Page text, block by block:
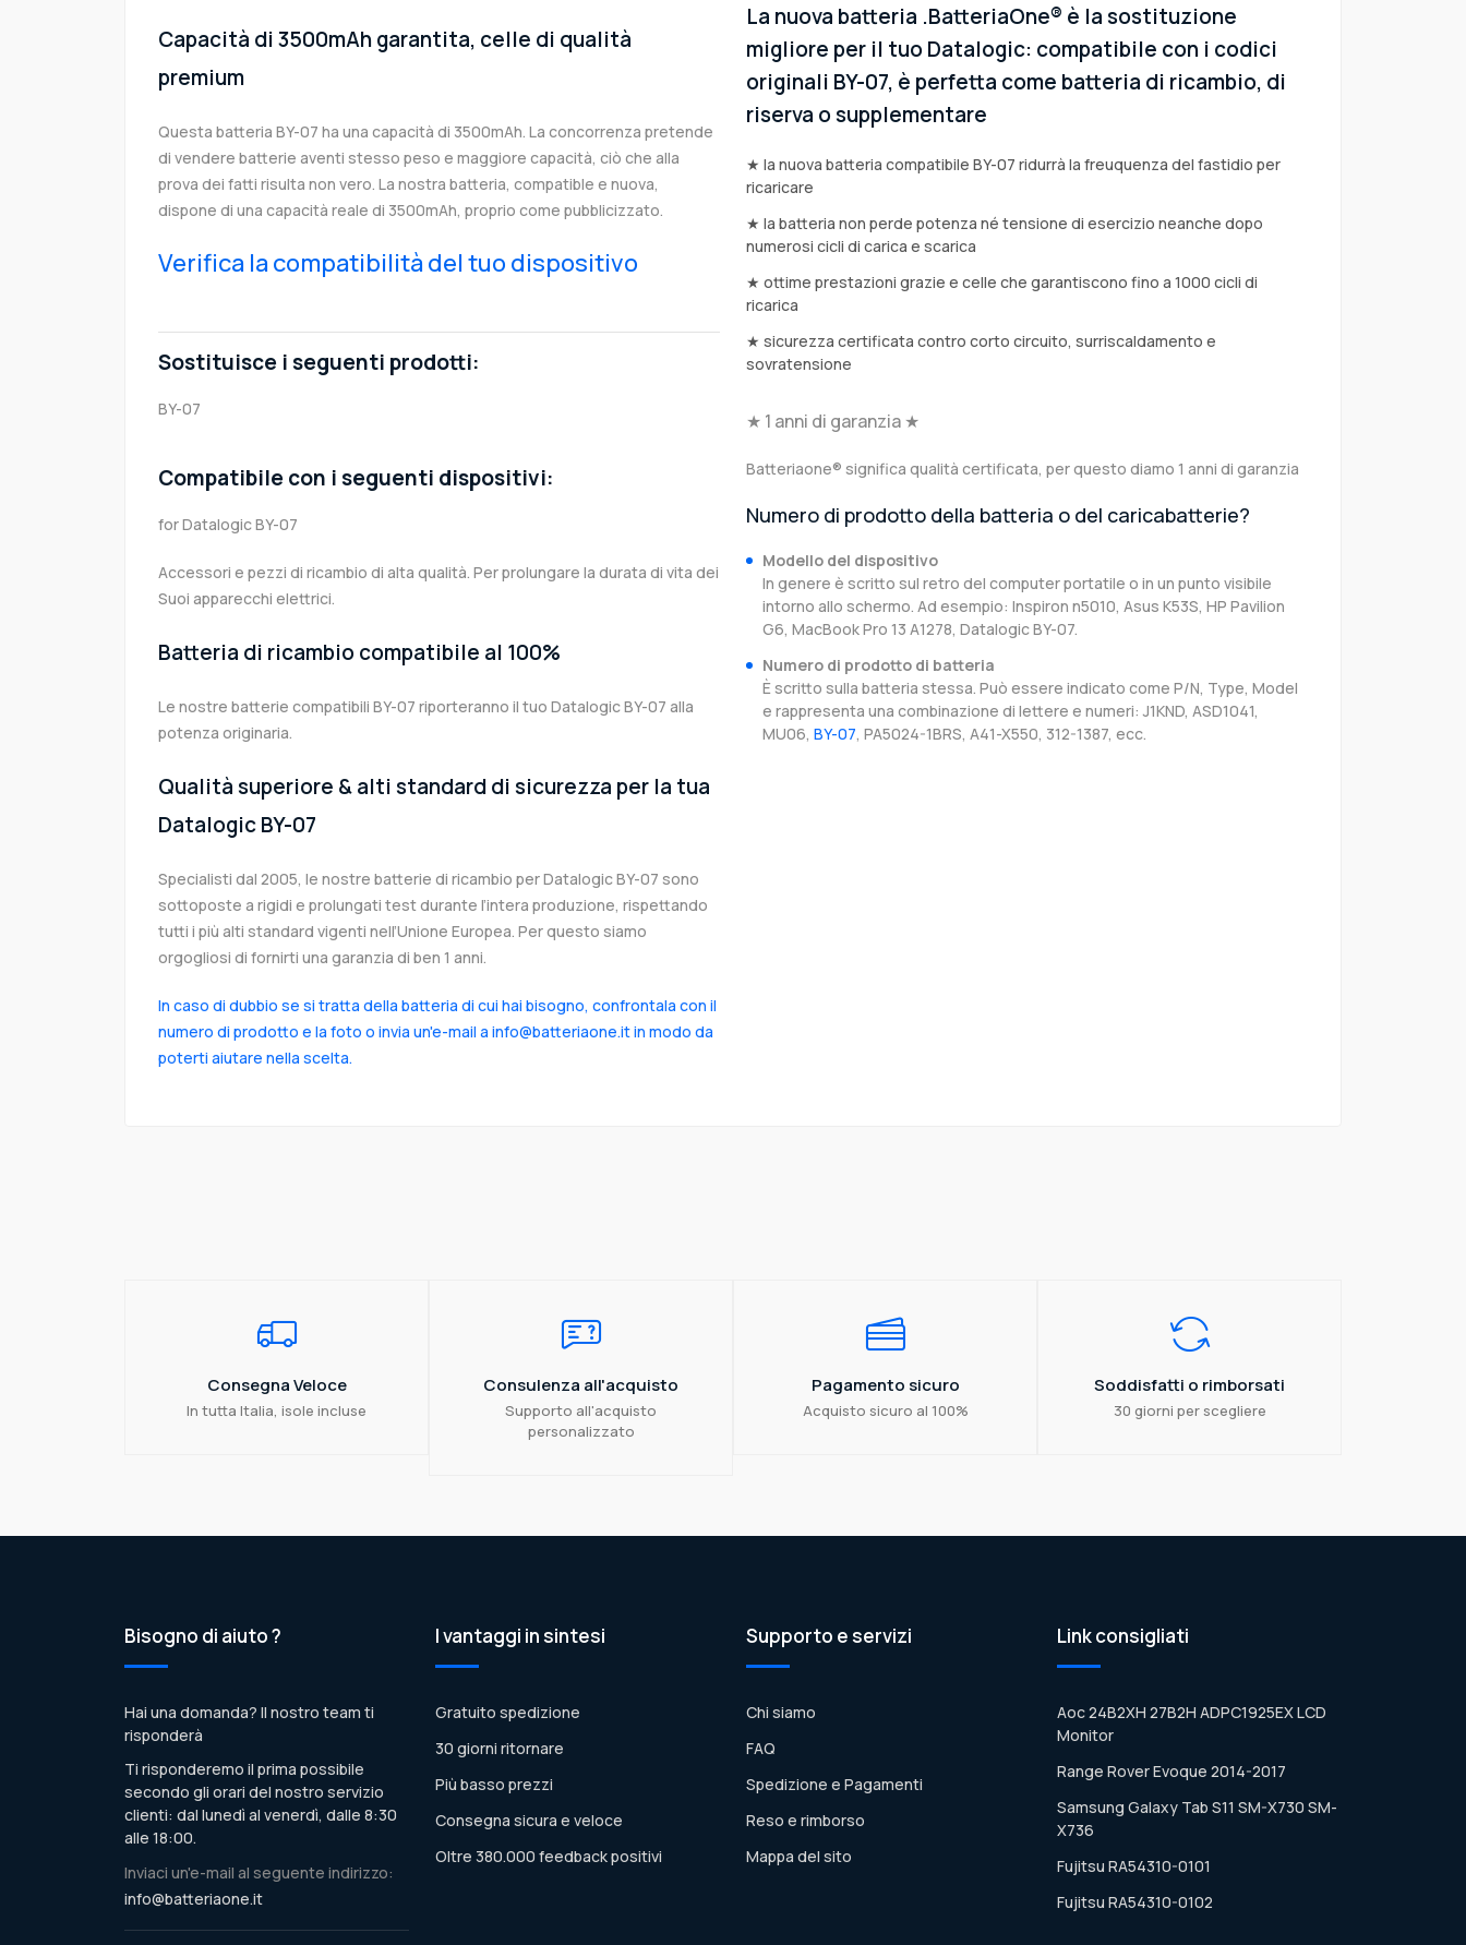
Capacità di 3500mAh garantita, celle di qualità
premium
Questa batteria BY-07 ha una capacità di 3500mAh. La concorrenza pretende
di vendere batterie aventi stesso peso e maggiore capacità, ciò che alla
prova dei fatti risulta non vero. La nostra batteria, compatible e nuova,
dispone di una capacità reale di 3500mAh, proprio come pubblicizzato.
Verifica la compatibilità del tuo dispositivo
Sostituisce i seguenti prodotti:
BY-07
Compatibile con i seguenti dispositivi:
for Datalogic BY-07
Accessori e pezzi di ricambio di alta qualità. Per prolungare la durata di vita dei
Suoi apparecchi elettrici.
Batteria di ricambio compatibile al 100%
Le nostre batterie compatibili BY-07 riporteranno il tuo Datalogic BY-07 alla
potenza originaria.
Qualità superiore & alti standard di sicurezza per la tua
Datalogic BY-07
Specialisti dal 2005, le nostre batterie di ricambio per Datalogic BY-07 sono
sottoposte a rigidi e prolungati test durante l’intera produzione, rispettando
tutti i più alti standard vigenti nell’Unione Europea. Per questo siamo
orgogliosi di fornirti una garanzia di ben 1 anni.
In caso di dubbio se si tratta della batteria di cui hai bisogno, confrontala con il
numero di prodotto e la foto o invia un'e-mail a info@batteriaone.it in modo da
poterti aiutare nella scelta.
La nuova batteria .BatteriaOne® è la sostituzione
migliore per il tuo Datalogic: compatibile con i codici
originali BY-07, è perfetta come batteria di ricambio, di
riserva o supplementare
★ la nuova batteria compatibile BY-07 ridurrà la freuquenza del fastidio per
ricaricare
★ la batteria non perde potenza né tensione di esercizio neanche dopo
numerosi cicli di carica e scarica
★ ottime prestazioni grazie e celle che garantiscono fino a 1000 cicli di
ricarica
★ sicurezza certificata contro corto circuito, surriscaldamento e
sovratensione
★ 1 anni di garanzia ★
Batteriaone® significa qualità certificata, per questo diamo 1 anni di garanzia
Numero di prodotto della batteria o del caricabatterie?
Modello del dispositivo
In genere è scritto sul retro del computer portatile o in un punto visibile
intorno allo schermo. Ad esempio: Inspiron n5010, Asus K53S, HP Pavilion
G6, MacBook Pro 13 A1278, Datalogic BY-07.
Numero di prodotto di batteria
È scritto sulla batteria stessa. Può essere indicato come P/N, Type, Model
e rappresenta una combinazione di lettere e numeri: J1KND, ASD1041,
MU06, BY-07, PA5024-1BRS, A41-X550, 312-1387, ecc.
Consegna Veloce
In tutta Italia, isole incluse
Consulenza all'acquisto
Supporto all'acquisto
personalizzato
Pagamento sicuro
Acquisto sicuro al 100%
Soddisfatti o rimborsati
30 giorni per scegliere
Bisogno di aiuto ?
Hai una domanda? Il nostro team ti
risponderà
Ti risponderemo il prima possibile
secondo gli orari del nostro servizio
clienti: dal lunedì al venerdì, dalle 8:30
alle 18:00.
Inviaci un'e-mail al seguente indirizzo:
info@batteriaone.it
I vantaggi in sintesi
Gratuito spedizione
30 giorni ritornare
Più basso prezzi
Consegna sicura e veloce
Oltre 380.000 feedback positivi
Supporto e servizi
Chi siamo
FAQ
Spedizione e Pagamenti
Reso e rimborso
Mappa del sito
Link consigliati
Aoc 24B2XH 27B2H ADPC1925EX LCD
Monitor
Range Rover Evoque 2014-2017
Samsung Galaxy Tab S11 SM-X730 SM-
X736
Fujitsu RA54310-0101
Fujitsu RA54310-0102